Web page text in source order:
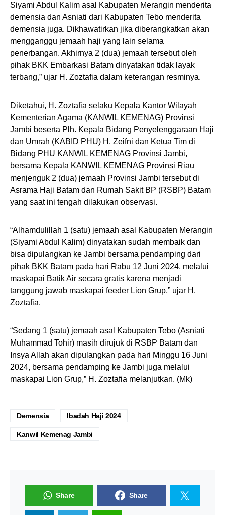
Siyami Abdul Kalim asal Kabupaten Merangin menderita
demensia dan Asniati dari Kabupaten Tebo menderita
demensia juga. Dikhawatirkan jika diberangkatkan akan
mengganggu jemaah haji yang lain selama
penerbangan. Akhirnya 2 (dua) jemaah tersebut oleh
pihak BKK Embarkasi Batam dinyatakan tidak layak
terbang,” ujar H. Zoztafia dalam keterangan resminya.
Diketahui, H. Zoztafia selaku Kepala Kantor Wilayah
Kementerian Agama (KANWIL KEMENAG) Provinsi
Jambi beserta Plh. Kepala Bidang Penyelenggaraan Haji
dan Umrah (KABID PHU) H. Zeifni dan Ketua Tim di
Bidang PHU KANWIL KEMENAG Provinsi Jambi,
bersama Kepala KANWIL KEMENAG Provinsi Riau
menjenguk 2 (dua) jemaah Provinsi Jambi tersebut di
Asrama Haji Batam dan Rumah Sakit BP (RSBP) Batam
yang saat ini tengah dilakukan observasi.
“Alhamdulillah 1 (satu) jemaah asal Kabupaten Merangin
(Siyami Abdul Kalim) dinyatakan sudah membaik dan
bisa dipulangkan ke Jambi bersama pendamping dari
pihak BKK Batam pada hari Rabu 12 Juni 2024, melalui
maskapai Batik Air secara gratis karena menjadi
tanggung jawab maskapai feeder Lion Grup,” ujar H.
Zoztafia.
“Sedang 1 (satu) jemaah asal Kabupaten Tebo (Asniati
Muhammad Tohir) masih dirujuk di RSBP Batam dan
Insya Allah akan dipulangkan pada hari Minggu 16 Juni
2024, bersama pendamping ke Jambi juga melalui
maskapai Lion Grup,” H. Zoztafia melanjutkan. (Mk)
Demensia Ibadah Haji 2024
Kanwil Kemenag Jambi
Share Share